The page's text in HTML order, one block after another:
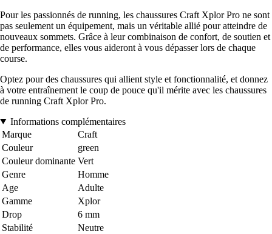
Pour les passionnés de running, les chaussures Craft Xplor Pro ne sont
pas seulement un équipement, mais un véritable allié pour atteindre de
nouveaux sommets. Grâce à leur combinaison de confort, de soutien et
de performance, elles vous aideront à vous dépasser lors de chaque
course.
Optez pour des chaussures qui allient style et fonctionnalité, et donnez
à votre entraînement le coup de pouce qu'il mérite avec les chaussures
de running Craft Xplor Pro.
Informations complémentaires
Marque
Craft
Couleur
green
Couleur dominante Vert
Genre
Homme
Age
Adulte
Gamme
Xplor
Drop
6 mm
Stabilité
Neutre